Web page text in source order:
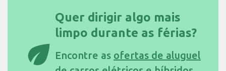
eco
Quer dirigir algo mais
limpo durante as férias?
Encontre as ofertas de aluguel